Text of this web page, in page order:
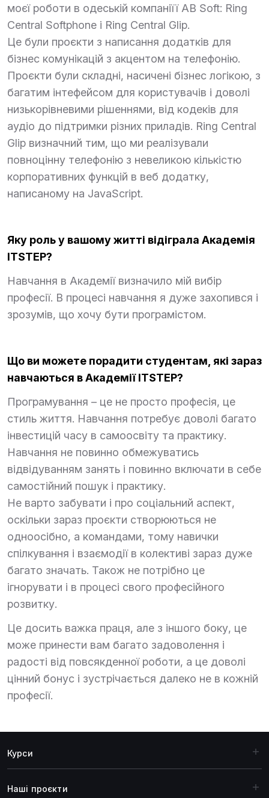
моєї роботи в одеській компаніїї AB Soft: Ring
Central Softphone і Ring Central Glip.
Це були проєкти з написання додатків для
бізнес комунікацій з акцентом на телефонію.
Проєкти були складні, насичені бізнес логікою, з
багатим інтефейсом для користувачів і доволі
низькорівневими рішеннями, від кодеків для
аудіо до підтримки різних приладів. Ring Central
Glip визначний тим, що ми реалізували
повноцінну телефонію з невеликою кількістю
корпоративних функцій в веб додатку,
написаному на JavaScript.
Яку роль у вашому житті відіграла Академія
ITSTEP?
Навчання в Академії визначило мій вибір
професії. В процесі навчання я дуже захопився і
зрозумів, що хочу бути програмістом.
Що ви можете порадити студентам, які зараз
навчаються в Академії ITSTEP?
Програмування – це не просто професія, це
стиль життя. Навчання потребує доволі багато
інвестицій часу в самоосвіту та практику.
Навчання не повинно обмежуватись
відвідуванням занять і повинно включати в себе
самостійний пошук і практику.
Не варто забувати і про соціальний аспект,
оскільки зараз проєкти створюються не
одноосібно, а командами, тому навички
спілкування і взаємодії в колективі зараз дуже
багато значать. Також не потрібно це
ігнорувати і в процесі свого професійного
розвитку.
Це досить важка праця, але з іншого боку, це
може принести вам багато задоволення і
радості від повсякденної роботи, а це доволі
цінний бонус і зустрічається далеко не в кожній
професії.
Курси
Наші проєкти